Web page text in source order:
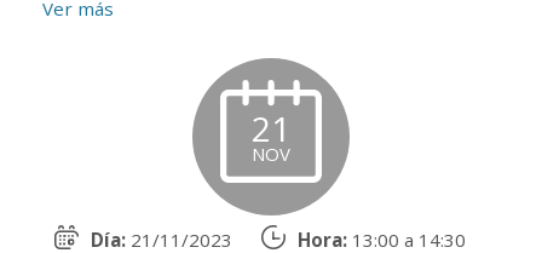
Ver más
21
NOV
Día: 21/11/2023 Hora: 13:00 a 14:30